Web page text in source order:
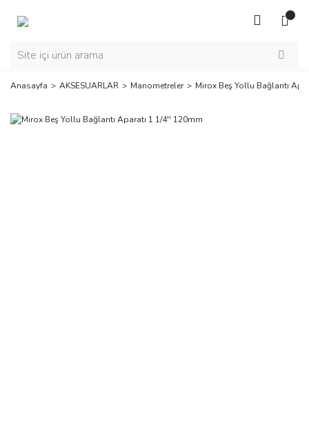
Anasayfa AKSESUARLAR Manometreler Mirox Beş Yollu Bağlantı